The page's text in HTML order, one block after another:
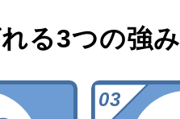
る3つの強み